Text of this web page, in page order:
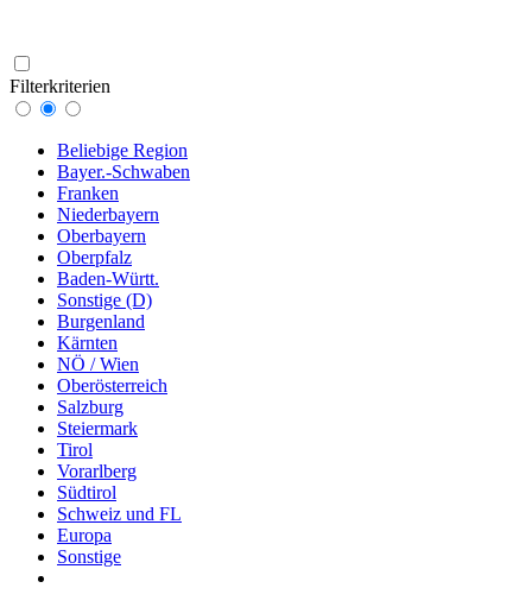
Filterkriterien
Beliebige Region
Bayer.-Schwaben
Franken
Niederbayern
Oberbayern
Oberpfalz
Baden-Württ.
Sonstige (D)
Burgenland
Kärnten
NÖ / Wien
Oberösterreich
Salzburg
Steiermark
Tirol
Vorarlberg
Südtirol
Schweiz und FL
Europa
Sonstige